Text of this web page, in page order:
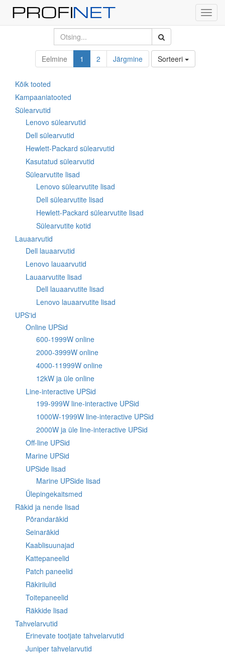
Eelmine 1 2 Järgmine Sorteeri
Kõik tooted
Kampaaniatooted
Sülearvutid
Lenovo sülearvutid
Dell sülearvutid
Hewlett-Packard sülearvutid
Kasutatud sülearvutid
Sülearvutite lisad
Lenovo sülearvutite lisad
Dell sülearvutite lisad
Hewlett-Packard sülearvutite lisad
Sülearvutite kotid
Lauaarvutid
Dell lauaarvutid
Lenovo lauaarvutid
Lauaarvutite lisad
Dell lauaarvutite lisad
Lenovo lauaarvutite lisad
UPS'id
Online UPSid
600-1999W online
2000-3999W online
4000-11999W online
12kW ja üle online
Line-interactive UPSid
199-999W line-interactive UPSid
1000W-1999W line-interactive UPSid
2000W ja üle line-interactive UPSid
Off-line UPSid
Marine UPSid
UPSide lisad
Marine UPSide lisad
Ülepingekaitsmed
Räkid ja nende lisad
Põrandaräkid
Seinaräkid
Kaablisuunajad
Kattepaneelid
Patch paneelid
Räkiriiulid
Toitepaneelid
Räkkide lisad
Tahvelarvutid
Erinevate tootjate tahvelarvutid
Juniper tahvelarvutid